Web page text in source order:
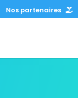
Nos partenaires